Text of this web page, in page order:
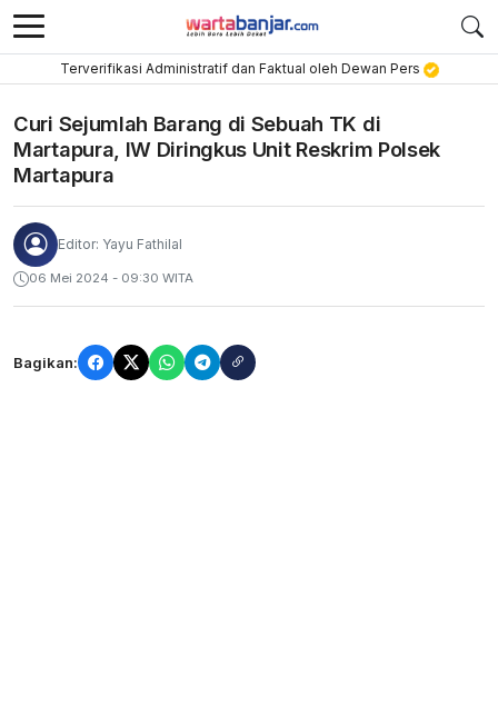
Terverifikasi Administratif dan Faktual oleh Dewan Pers
Curi Sejumlah Barang di Sebuah TK di
Martapura, IW Diringkus Unit Reskrim Polsek
Martapura
Editor: Yayu Fathilal
06 Mei 2024 - 09:30 WITA
Bagikan: